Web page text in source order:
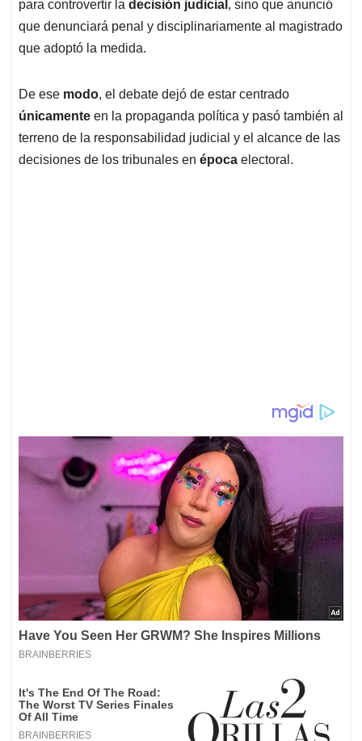
para controvertir la decisión judicial , sino que anunció
que denunciará penal y disciplinariamente al magistrado
que adoptó la medida.
De ese modo, el debate dejó de estar centrado
únicamente en la propaganda política y pasó también al
terreno de la responsabilidad judicial y el alcance de las
decisiones de los tribunales en época electoral.